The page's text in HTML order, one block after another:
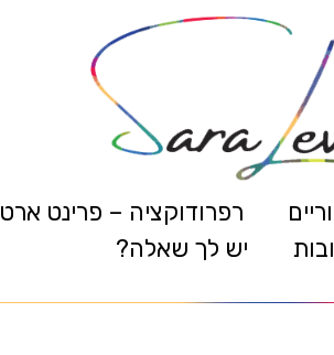
רפרודוקציה – פרינט ארט
יש לך שאלה?